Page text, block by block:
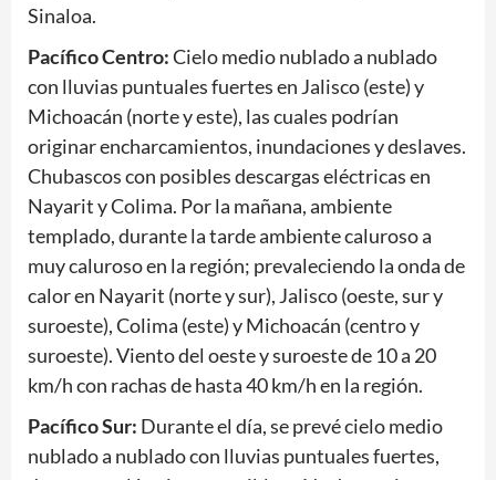
Sinaloa.
Pacífico Centro:Cielo medio nublado a nublado
con lluvias puntuales fuertes en Jalisco (este) y
Michoacán (norte y este), las cuales podrían
originar encharcamientos, inundaciones y deslaves.
Chubascos con posibles descargas eléctricas en
Nayarit y Colima. Por la mañana, ambiente
templado, durante la tarde ambiente caluroso a
muy caluroso en la región; prevaleciendo la onda de
calor en Nayarit (norte y sur), Jalisco (oeste, sur y
suroeste), Colima (este) y Michoacán (centro y
suroeste). Viento del oeste y suroeste de 10 a 20
km/h con rachas de hasta 40 km/h en la región.
Pacífico Sur: Durante el día, se prevé cielo medio
nublado a nublado con lluvias puntuales fuertes,